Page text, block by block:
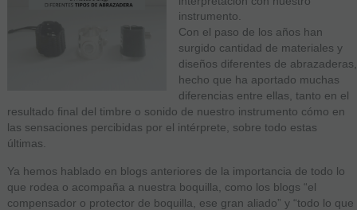
instrumento.
Con el paso de los años han
surgido cantidad de materiales y
diseños diferentes de abrazaderas,
hecho que ha aportado muchas
diferencias entre ellas, tanto en el
resultado final del timbre o sonido de nuestro instrumento cómo en
las sensaciones percibidas por el intérprete, sobre todo estas
últimas.
Ya hemos hablado en blogs anteriores de la importancia de todo lo
que rodea o acompaña a nuestra boquilla, como los blogs “el
compensador o protector de boquilla, ese gran aliado” y “todo lo que